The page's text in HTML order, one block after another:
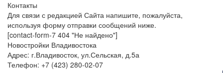
Контакты
Для связи с редакцией Сайта напишите, пожалуйста,
используя форму отправки сообщений ниже.
[contact-form-7 404 "Не найдено"]
Новостройки Владивостока
Адрес: г.Владивосток, ул.Сельская, д.5а
Телефон: +7 (423) 280-02-07